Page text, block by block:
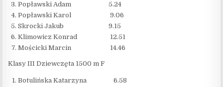
Popławski Adam 5.24
Popławski Karol 9.06
Skrocki Jakub 9.15
Klimowicz Konrad 12.51
Mościcki Marcin 14.46
Klasy III Dziewczęta 1500 m F
Botulińska Katarzyna 6.58